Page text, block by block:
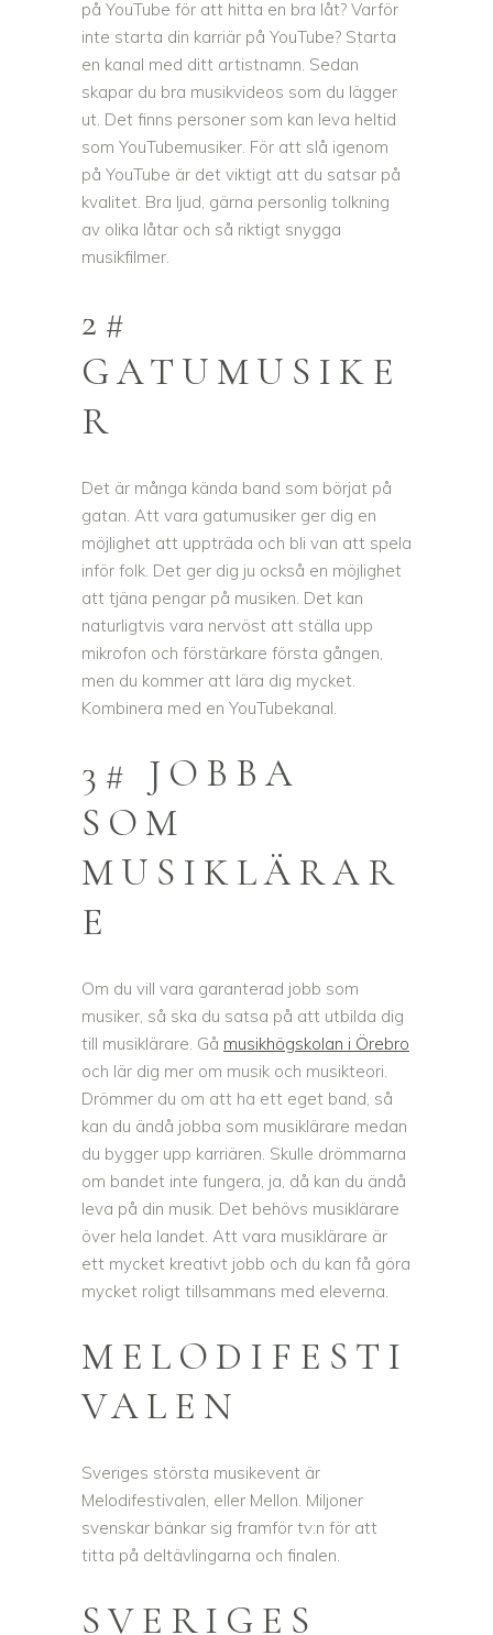
på YouTube för att hitta en bra låt? Varför
inte starta din karriär på YouTube? Starta
en kanal med ditt artistnamn. Sedan
skapar du bra musikvideos som du lägger
ut. Det finns personer som kan leva heltid
som YouTubemusiker. För att slå igenom
på YouTube är det viktigt att du satsar på
kvalitet. Bra ljud, gärna personlig tolkning
av olika låtar och så riktigt snygga
musikfilmer.
2#
GATUMUSIKE
R
Det är många kända band som börjat på
gatan. Att vara gatumusiker ger dig en
möjlighet att uppträda och bli van att spela
inför folk. Det ger dig ju också en möjlighet
att tjäna pengar på musiken. Det kan
naturligtvis vara nervöst att ställa upp
mikrofon och förstärkare första gången,
men du kommer att lära dig mycket.
Kombinera med en YouTubekanal.
3# JOBBA
SOM
MUSIKLÄRAR
E
Om du vill vara garanterad jobb som
musiker, så ska du satsa på att utbilda dig
till musiklärare. Gå musikhögskolan i Örebro
och lär dig mer om musik och musikteori.
Drömmer du om att ha ett eget band, så
kan du ändå jobba som musiklärare medan
du bygger upp karriären. Skulle drömmarna
om bandet inte fungera, ja, då kan du ändå
leva på din musik. Det behövs musiklärare
över hela landet. Att vara musiklärare är
ett mycket kreativt jobb och du kan få göra
mycket roligt tillsammans med eleverna.
MELODIFESTI
VALEN
Sveriges största musikevent är
Melodifestivalen, eller Mellon. Miljoner
svenskar bänkar sig framför tv:n för att
titta på deltävlingarna och finalen.
SVERIGES